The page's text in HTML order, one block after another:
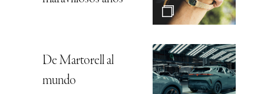
De Martorell al
mundo